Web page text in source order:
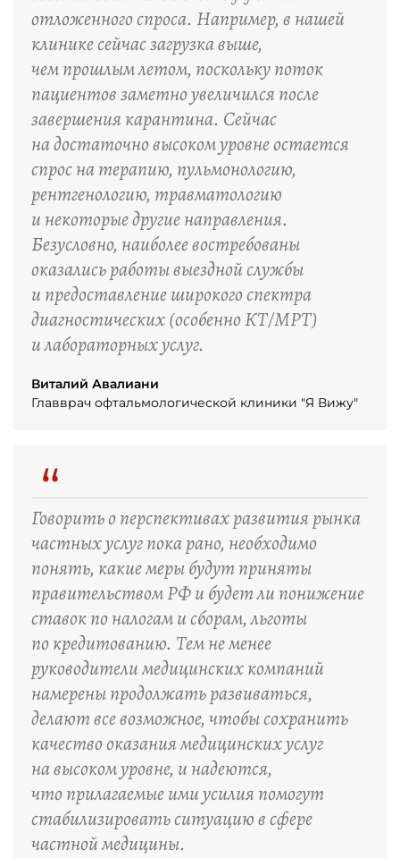
отложенного спроса. Например, в нашей
клинике сейчас загрузка выше,
чем прошлым летом, поскольку поток
пациентов заметно увеличился после
завершения карантина. Сейчас
на достаточно высоком уровне остается
спрос на терапию, пульмонологию,
рентгенологию, травматологию
и некоторые другие направления.
Безусловно, наиболее востребованы
оказались работы выездной службы
и предоставление широкого спектра
диагностических (особенно КТ/МРТ)
и лабораторных услуг.
Виталий Авалиани
Главврач офтальмологической клиники "Я Вижу"
“
Говорить о перспективах развития рынка
частных услуг пока рано, необходимо
понять, какие меры будут приняты
правительством РФ и будет ли понижение
ставок по налогам и сборам, льготы
по кредитованию. Тем не менее
руководители медицинских компаний
намерены продолжать развиваться,
делают все возможное, чтобы сохранить
качество оказания медицинских услуг
на высоком уровне, и надеются,
что прилагаемые ими усилия помогут
стабилизировать ситуацию в сфере
частной медицины.